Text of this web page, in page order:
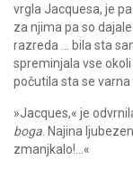
vrgla Jacquesa, je
za njima pa so
razreda … bila sta
spreminjala vse
počutila sta se varna
»Jacques,« je
boga . Najina
zmanjkalo!…«